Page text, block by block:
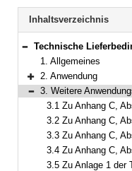
von
BAYERN.RECHT
der
letzten
Suche
Navigation
Inhaltsverzeichnis
Bereich reduzieren
Technische Lieferbedingungen für Bodenmaterialien und
1. Allgemeines
Bereich erweitern
2. Anwendung
Bereich reduzieren
3. Weitere
3.1 Zu Anhang C,
3.2 Zu Anhang C,
3.3 Zu Anhang C, Abschnitt 2.6 der TL BuB
3.4 Zu Anhang C, Abschnitt 3.1 der
3.5 Zu Anlage 1 der TL BuB E-StB 20/